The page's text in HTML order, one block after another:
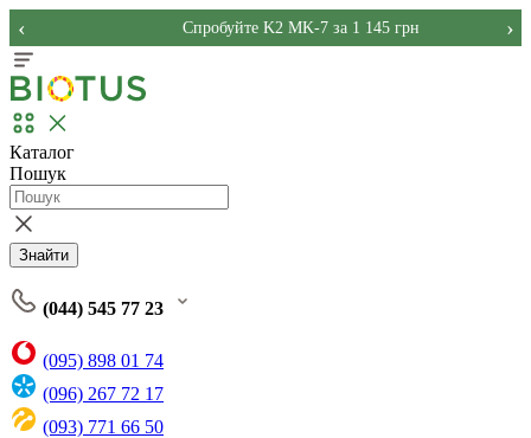
Спробуйте K2 MK-7 за 1 145 грн
‹ ›
Каталог
Пошук
Знайти
(044) 545 77 23
(095) 898 01 74
(096) 267 72 17
(093) 771 66 50